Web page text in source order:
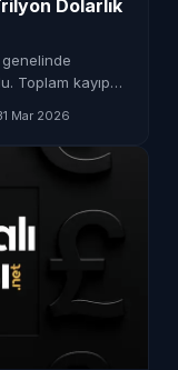
Dolarlık
Toplam kayıp,
Mar 2026